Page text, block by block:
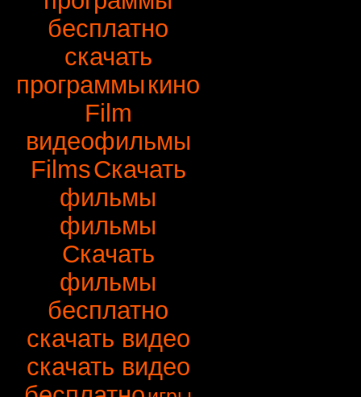
бесплатно
скачать
программыкино
Film
видеофильмы
FilmsСкачать
фильмы
фильмы
Скачать
фильмы
бесплатно
скачать видео
скачать видео